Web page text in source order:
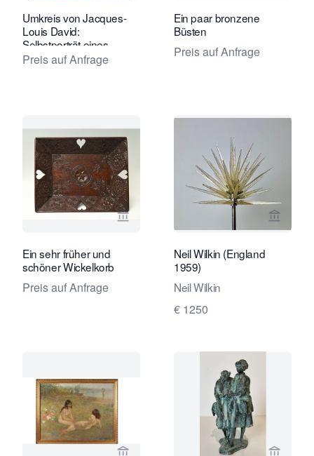
Umkreis von Jacques-
Louis David:
Selbstporträt eines
schreibenden Mannes
Preis auf Anfrage
Ein paar bronzene
Büsten
Preis auf Anfrage
Verkaeuferseite von Limburg
Ein sehr früher und
schöner Wickelkorb
Preis auf Anfrage
Neil Wilkin (England
1959)
Neil Wilkin
€ 1250